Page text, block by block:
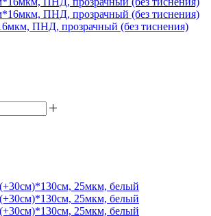
ПНД, прозрачный (без тиснения)